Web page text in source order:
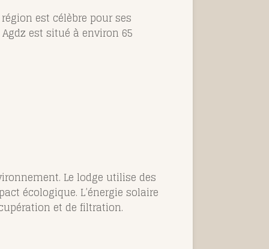
est célèbre pour ses
est situé à environ 65
Le lodge utilise des
écologique. L’énergie solaire
et de filtration.